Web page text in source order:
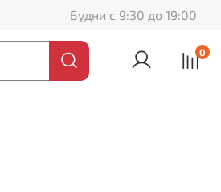
Будни с 9:30 до 19:00
0